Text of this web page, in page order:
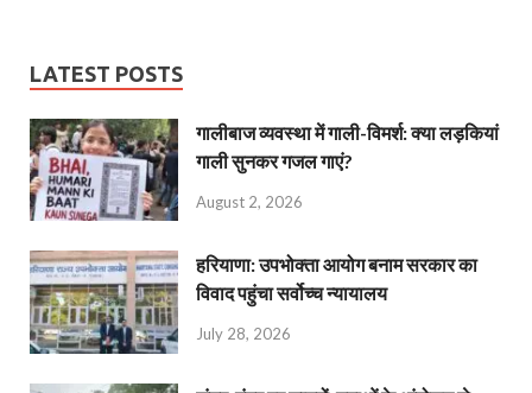
LATEST POSTS
गालीबाज व्‍यवस्‍था में गाली-विमर्श: क्या लड़कियां
गाली सुनकर गजल गाएं?
August 2, 2026
हरियाणा: उपभोक्ता आयोग बनाम सरकार का
विवाद पहुंचा सर्वोच्च न्यायालय
July 28, 2026